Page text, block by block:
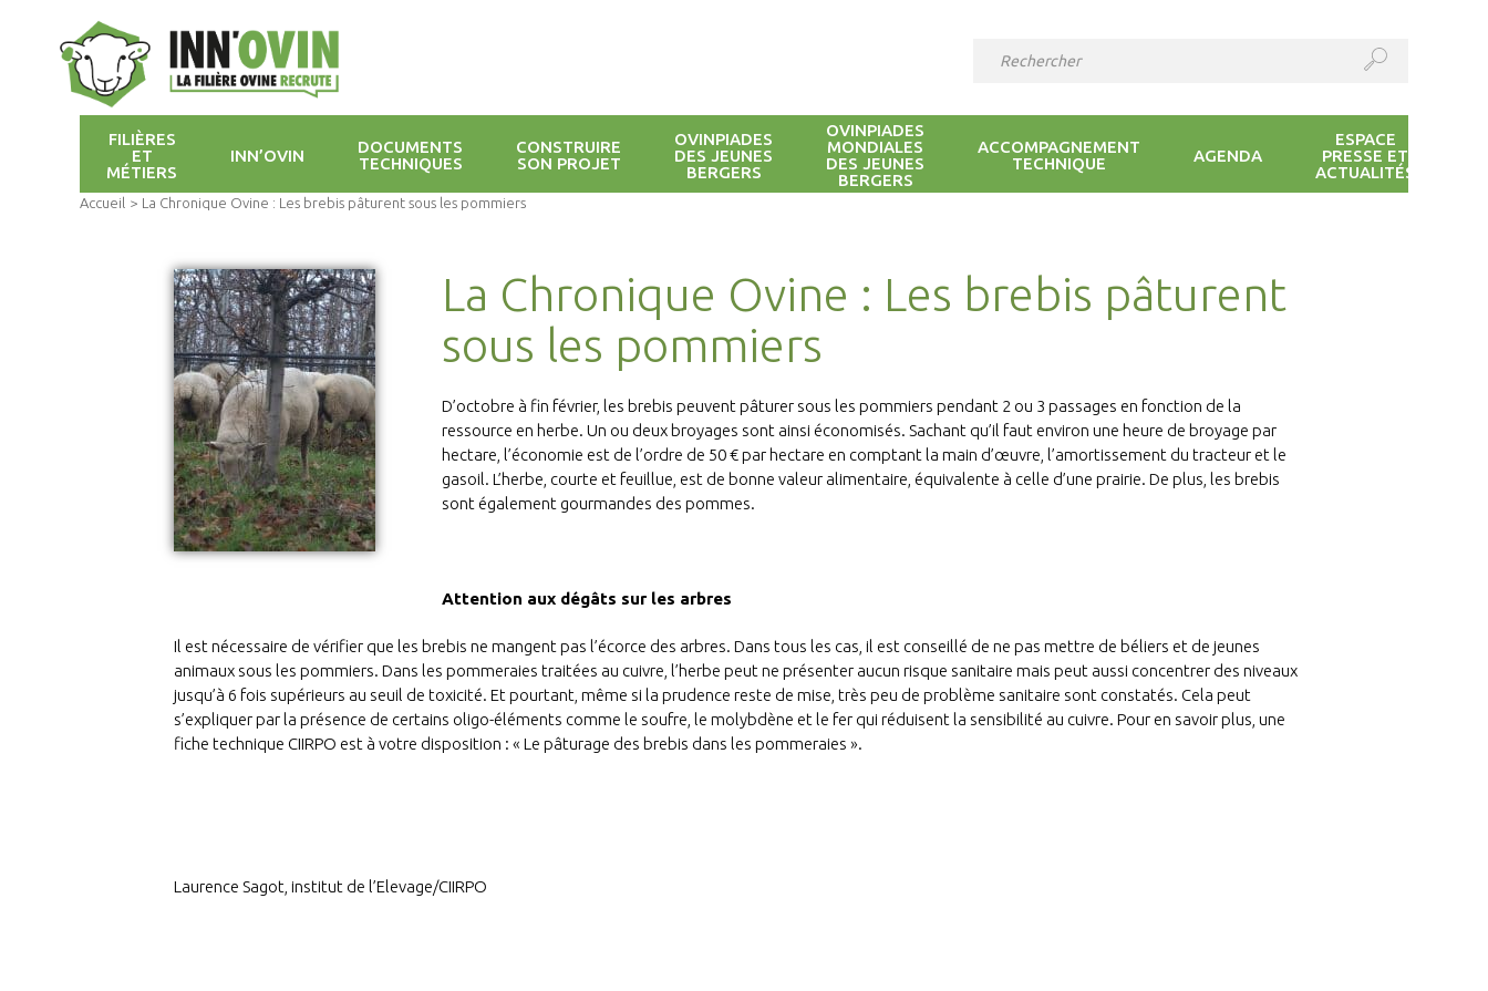
FILIÈRES
ET
MÉTIERS
INN’OVIN
DOCUMENTS
TECHNIQUES
CONSTRUIRE
SON PROJET
OVINPIADES
DES JEUNES
BERGERS
OVINPIADES
MONDIALES
DES JEUNES
BERGERS
ACCOMPAGNEMENT
TECHNIQUE
AGENDA
ESPACE
PRESSE ET
ACTUALITÉS
Accueil > La Chronique Ovine : Les brebis pâturent sous les pommiers
La Chronique Ovine : Les brebis pâturent
sous les pommiers
D’octobre à fin février, les brebis peuvent pâturer sous les pommiers pendant 2 ou 3 passages en fonction de la
ressource en herbe. Un ou deux broyages sont ainsi économisés. Sachant qu’il faut environ une heure de broyage par
hectare, l’économie est de l’ordre de 50 € par hectare en comptant la main d’œuvre, l’amortissement du tracteur et le
gasoil. L’herbe, courte et feuillue, est de bonne valeur alimentaire, équivalente à celle d’une prairie. De plus, les brebis
sont également gourmandes des pommes.
Attention aux dégâts sur les arbres
Il est nécessaire de vérifier que les brebis ne mangent pas l’écorce des arbres. Dans tous les cas, il est conseillé de ne pas mettre de béliers et de jeunes
animaux sous les pommiers. Dans les pommeraies traitées au cuivre, l’herbe peut ne présenter aucun risque sanitaire mais peut aussi concentrer des niveaux
jusqu’à 6 fois supérieurs au seuil de toxicité. Et pourtant, même si la prudence reste de mise, très peu de problème sanitaire sont constatés. Cela peut
s’expliquer par la présence de certains oligo-éléments comme le soufre, le molybdène et le fer qui réduisent la sensibilité au cuivre. Pour en savoir plus, une
fiche technique CIIRPO est à votre disposition : « Le pâturage des brebis dans les pommeraies ».
Laurence Sagot, institut de l’Elevage/CIIRPO